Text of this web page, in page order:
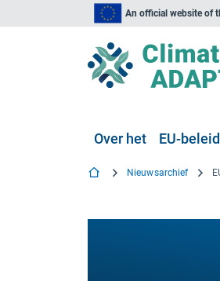
An official website of
Over het EU-beleid
Nieuwsarchief